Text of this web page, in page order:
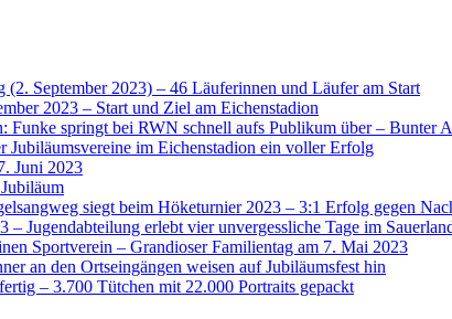
September 2023) – 46 Läuferinnen und Läufer am Start
2023 – Start und Ziel am Eichenstadion
Funke springt bei RWN schnell aufs Publikum über – Bunter
Jubiläumsvereine im Eichenstadion ein voller Erfolg
Juni 2023
siegt beim Höketurnier 2023 – 3:1 Erfolg gegen
Jugendabteilung erlebt vier unvergessliche Tage im
Sportverein – Grandioser Familientag am 7. Mai 2023
an den Ortseingängen weisen auf Jubiläumsfest hin
– 3.700 Tütchen mit 22.000 Portraits gepackt